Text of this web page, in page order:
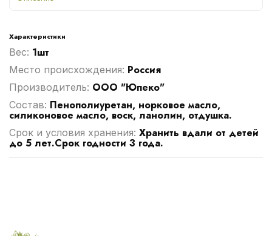
Характеристики
Вес: 1шт
Место происхождения: Россия
Производитель: ООО "Юпеко"
Cостав: Пенополиуретан, норковое масло,
силиконовое масло, воск, ланолин, отдушка.
Срок и условия хранения: Хранить вдали от детей
до 5 лет.Срок годности 3 года.